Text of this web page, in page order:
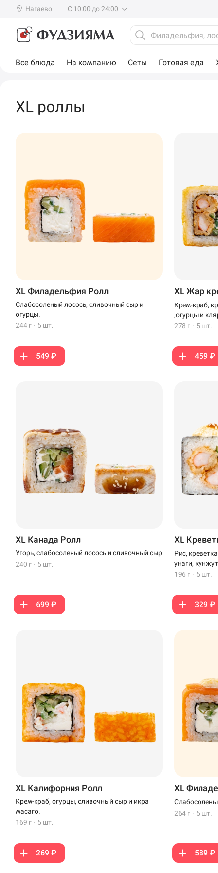
Нагаево С 10:00 до 24:00
Все блюда На компанию Сеты Готовая еда
XL роллы
XL Филадельфия Ролл
Слабосоленый лосось, сливочный сыр и
огурцы.
244 г · 5 шт.
549 ₽
XL Жар
Крем-краб,
,огурцы и
278 г · 5 шт.
459 ₽
XL Канада Ролл
Угорь, слабосоленый лосось и сливочный сыр
240 г · 5 шт.
699 ₽
XL
Рис,
унаги,
196 г · 5 шт.
329 ₽
XL Калифорния Ролл
Крем-краб, огурцы, сливочный сыр и икра
масаго.
169 г · 5 шт.
269 ₽
XL
264 г · 5 шт.
589 ₽